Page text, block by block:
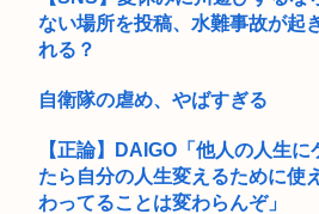
ない場所を投稿、水難事故が起
れる？
自衛隊の虐め、やばすぎる
【正論】DAIGO「他人の人生
たら自分の人生変えるために使
わってることは変わらんぞ」